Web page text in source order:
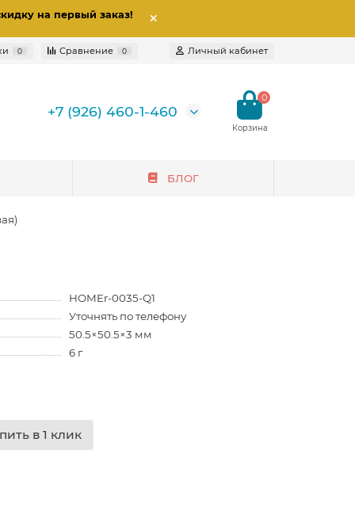
на первый заказ!
0 Сравнение 0 Личный кабинет
+7 (926) 460-1-460
0
БЛОГ
HOMEr-0035-Q1
Уточнять по телефону
50.5×50.5×3 мм
6 г
в 1 клик